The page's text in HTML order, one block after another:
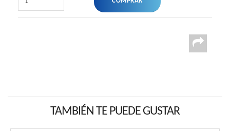
TAMBIÉN TE PUEDE GUSTAR